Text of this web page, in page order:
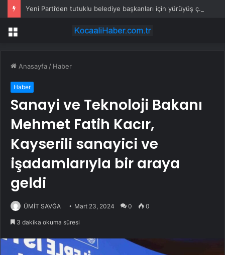
Yeni Parti’den tutuklu belediye başkanları için yürüyüş çağrısı
Menü
Anasayfa / Haber
Haber
Sanayi ve Teknoloji Bakanı
Mehmet Fatih Kacır,
Kayserili sanayici ve
işadamlarıyla bir araya
geldi
ÜMİT SAVĞA Mart 23, 2024 0 0
3 dakika okuma süresi